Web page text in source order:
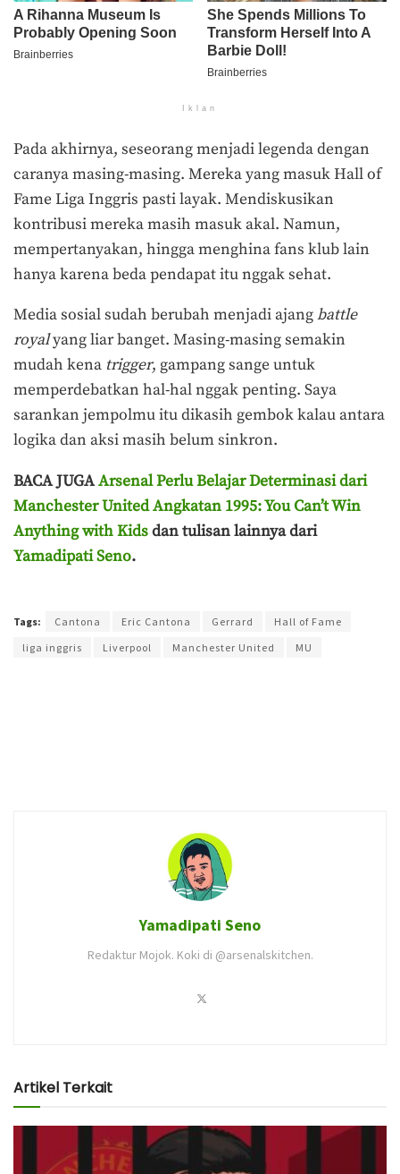
Iklan
Pada akhirnya, seseorang menjadi legenda dengan
caranya masing-masing. Mereka yang masuk Hall of
Fame Liga Inggris pasti layak. Mendiskusikan
kontribusi mereka masih masuk akal. Namun,
mempertanyakan, hingga menghina fans klub lain
hanya karena beda pendapat itu nggak sehat.
Media sosial sudah berubah menjadi ajangbattle
royalyang liar banget. Masing-masing semakin
mudah kena trigger, gampang sange untuk
memperdebatkan hal-hal nggak penting. Saya
sarankan jempolmu itu dikasih gembok kalau antara
logika dan aksi masih belum sinkron.
BACA JUGAArsenal Perlu Belajar Determinasi dari
Manchester United Angkatan 1995: You Can’t Win
Anything with Kidsdan tulisan lainnya dari
Yamadipati Seno.
Tags: Cantona Eric Cantona Gerrard
Hall of Fame
liga inggris
Liverpool Manchester United MU
Yamadipati Seno
Redaktur Mojok. Koki di @arsenalskitchen.
Artikel Terkait